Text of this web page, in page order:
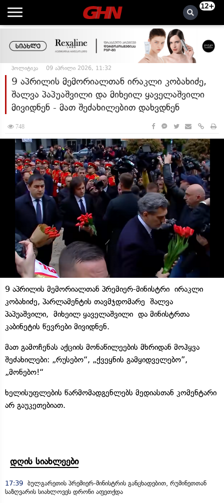
12+
პოლიტიკა 09 აპრილი 2026, 11:32
9 აპრილის მემორიალთან ირაკლი კობახიძე,
შალვა პაპუაშვილი და მიხეილ ყაველაშვილი
მივიდნენ - მათ შეძახილებით დახვდნენ
748
9 აპრილის მემორიალთან პრემიერ-მინისტრი ირაკლი
კობახიძე, პარლამენტის თავმჯდომარე შალვა
პაპუაშვილი, მიხეილ ყაველაშვილი და მინისტრთა
კაბინეტის წევრები მივიდნენ.
მათ გამოჩენას აქციის მონაწილეების მხრიდან მოჰყვა
შეძახილები: „რუსებო“, „ქვეყნის გამყიდველებო”,
„მონებო!“
ხელისუფლების წარმომადგენლებს მედიასთან კომენტარი
არ გაუკეთებიათ.
დღის სიახლეები
17:39 ბულგარეთის პრემიერ-მინისტრის განცხადებით, რუმინეთთან
საზღვარის სიახლოვეს დრონი აფეთქდა